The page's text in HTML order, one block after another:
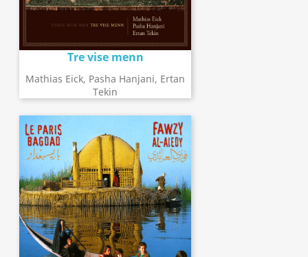
Tre vise menn
Mathias Eick, Pasha Hanjani, Ertan
Tekin